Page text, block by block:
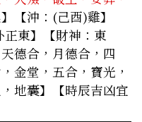
】【沖：(己酉)雞】
正東】【財神：東
德合，月德合，四
金堂，五合，寶光，
地囊】
【時辰吉凶宜